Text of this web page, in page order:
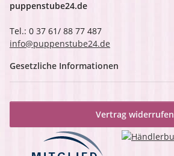
puppenstube24.de
Tel.: 0 37 61/ 88 77 487
info@puppenstube24.de
Gesetzliche Informationen
Vertrag widerrufen